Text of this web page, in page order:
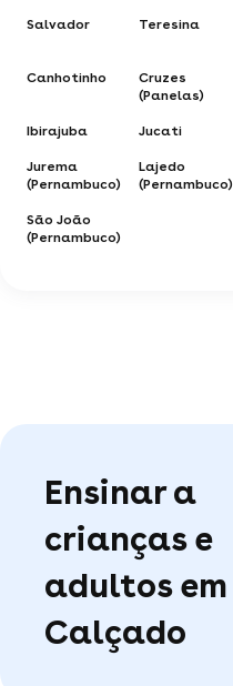
Salvador Teresina
Canhotinho
Cruzes
(Panelas)
Ibirajuba Jucati
Jurema
(Pernambuco)
Lajedo
(Pernambuco)
São João
(Pernambuco)
Ensinar a
crianças e
adultos em
Calçado